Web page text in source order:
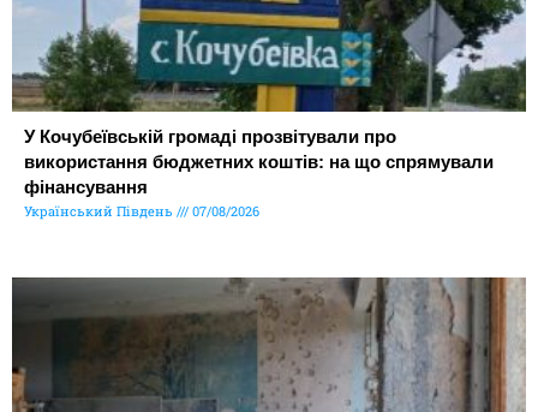
У Кочубеївській громаді прозвітували про
використання бюджетних коштів: на що спрямували
фінансування
Український Південь 07/08/2026